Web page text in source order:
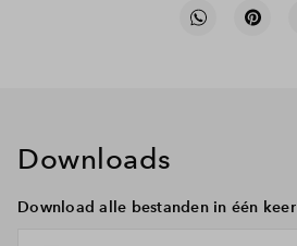
Downloads
Download alle bestanden in één keer